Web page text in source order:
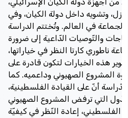
وتشويه داخل دولة الكيان، وفي
الجماعة في العالم. وتُختتم الدراسة
والتّوصيات الدّاعية إلى ضرورة
ناطوري كارتا النظر في خياراتها،
هذه الخيارات لتكون قادرة على
المشروع الصهيوني وداعميه. كما
أنّ على القيادة الفلسطينية،
التي ترفض المشروع الصهيوني
الفلسطيني، إعادة النّظر في كيفيّة